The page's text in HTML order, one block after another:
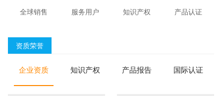
全球销售 服务用户 知识产权 产品认证
资质荣誉
企业资质 知识产权 产品报告 国际认证